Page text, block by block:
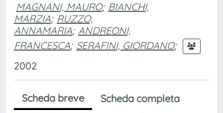
MAGNANI, MAURO; BIANCHI,
MARZIA; RUZZO,
ANNAMARIA; ANDREONI,
FRANCESCA; SERAFINI, GIORDANO;
2002
Scheda breve
Scheda completa